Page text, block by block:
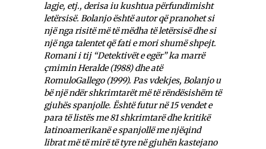
lagje, etj., derisa iu kushtua përfundimisht
letërsisë. Bolanjo është autor që pranohet si
një nga risitë më të mëdha të letërsisë dhe si
një nga talentet që fati e mori shumë shpejt.
Romani i tij “Detektivët e egër” ka marrë
çmimin Heralde (1988) dhe atë
RomuloGallego (1999). Pas vdekjes, Bolanjo u
bë një ndër shkrimtarët më të rëndësishëm të
gjuhës spanjolle. Është futur në 15 vendet e
para të listës me 81 shkrimtarë dhe kritikë
latinoamerikanë e spanjollë me njëqind
librat më të mirë të tyre në gjuhën kastejano